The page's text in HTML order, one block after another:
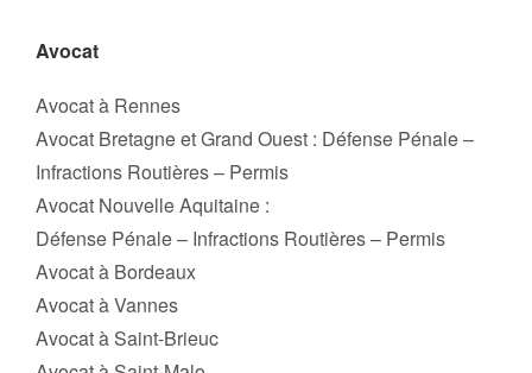
Avocat
Avocat à Rennes
Avocat Bretagne et Grand Ouest : Défense Pénale –
Infractions Routières – Permis
Avocat Nouvelle Aquitaine :
Défense Pénale – Infractions Routières – Permis
Avocat à Bordeaux
Avocat à Vannes
Avocat à Saint-Brieuc